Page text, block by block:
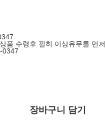
품 수령후 필히 이상유무를 먼
0347
장바구니 담기